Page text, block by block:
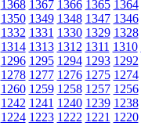
1368 1367 1366 1365 1364
1350 1349 1348 1347 1346
1332 1331 1330 1329 1328
1314 1313 1312 1311 1310
1296 1295 1294 1293 1292
1278 1277 1276 1275 1274
1260 1259 1258 1257 1256
1242 1241 1240 1239 1238
1224 1223 1222 1221 1220